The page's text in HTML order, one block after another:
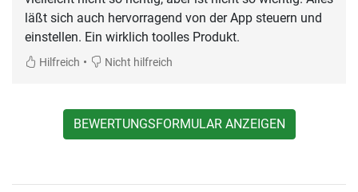
läßt sich auch hervorragend von der App steuern und
einstellen. Ein wirklich toolles Produkt.
Hilfreich • Nicht hilfreich
BEWERTUNGSFORMULAR ANZEIGEN